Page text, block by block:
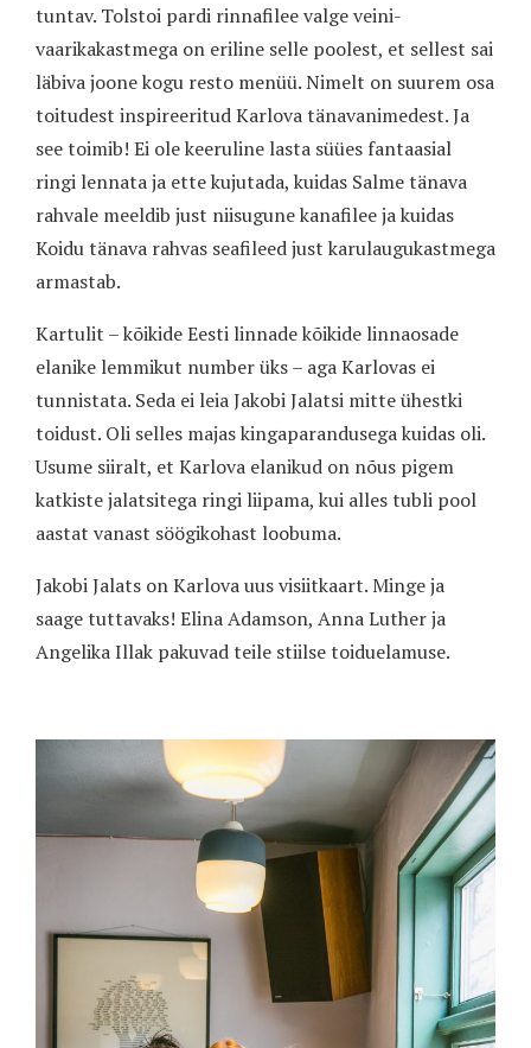
tuntav. Tolstoi pardi rinnafilee valge veini-
vaarikakastmega on eriline selle poolest, et sellest sai
läbiva joone kogu resto menüü. Nimelt on suurem osa
toitudest inspireeritud Karlova tänavanimedest. Ja
see toimib! Ei ole keeruline lasta süües fantaasial
ringi lennata ja ette kujutada, kuidas Salme tänava
rahvale meeldib just niisugune kanafilee ja kuidas
Koidu tänava rahvas seafileed just karulaugukastmega
armastab.
Kartulit – kõikide Eesti linnade kõikide linnaosade
elanike lemmikut number üks – aga Karlovas ei
tunnistata. Seda ei leia Jakobi Jalatsi mitte ühestki
toidust. Oli selles majas kingaparandusega kuidas oli.
Usume siiralt, et Karlova elanikud on nõus pigem
katkiste jalatsitega ringi liipama, kui alles tubli pool
aastat vanast söögikohast loobuma.
Jakobi Jalats on Karlova uus visiitkaart. Minge ja
saage tuttavaks! Elina Adamson, Anna Luther ja
Angelika Illak pakuvad teile stiilse toiduelamuse.